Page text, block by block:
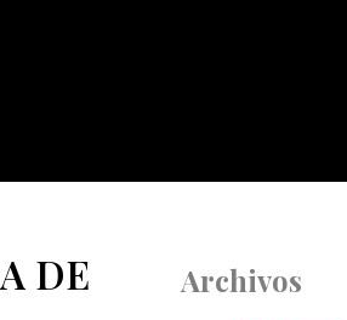
DE Archivos